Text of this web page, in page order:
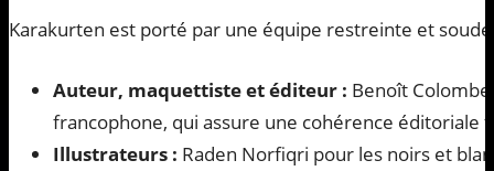
Karakurten est porté par une équipe restreinte et
Auteur, maquettiste et éditeur : Benoît
francophone, qui assure une cohérence éditoriale
Illustrateurs : Raden Norfiqri pour les noirs et